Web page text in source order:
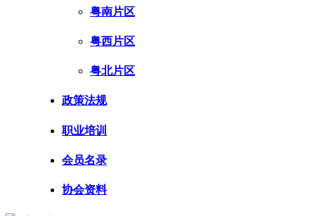
粤南片区
粤西片区
粤北片区
政策法规
职业培训
会员名录
协会资料